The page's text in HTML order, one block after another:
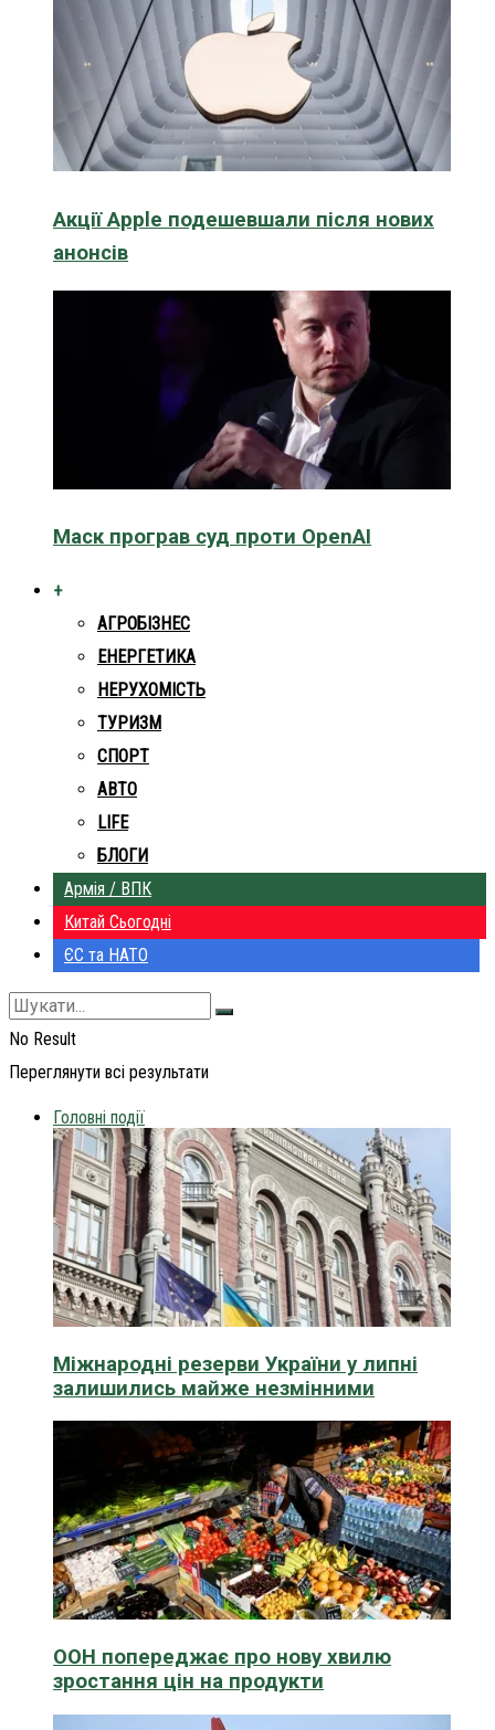
Акції Apple подешевшали після нових
анонсів
Маск програв суд проти OpenAI
+
АГРОБІЗНЕС
ЕНЕРГЕТИКА
НЕРУХОМІСТЬ
ТУРИЗМ
СПОРТ
АВТО
LIFE
БЛОГИ
Армія / ВПК
Китай Сьогодні
ЄС та НАТО
No Result
Переглянути всі результати
Головні події
Міжнародні резерви України у липні
залишились майже незмінними
ООН попереджає про нову хвилю
зростання цін на продукти